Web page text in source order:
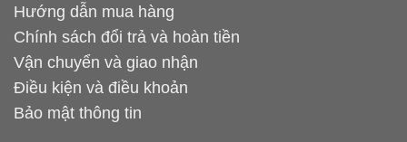
Hướng dẫn mua hàng
Chính sách đổi trả và hoàn tiền
Vận chuyển và giao nhận
Điều kiện và điều khoản
Bảo mật thông tin